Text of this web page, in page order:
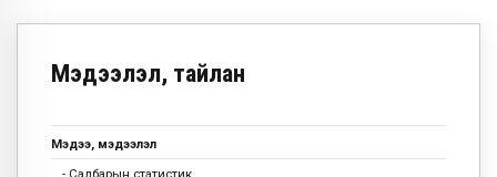
Мэдээлэл, тайлан
Мэдээ, мэдээлэл
- Салбарын статистик